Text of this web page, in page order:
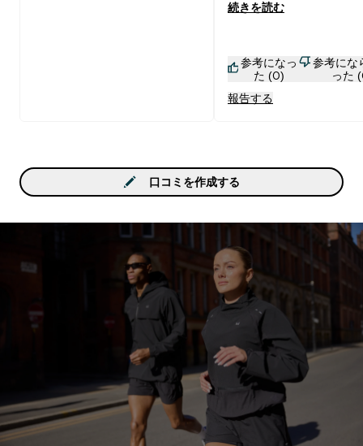
続きを読む
参考になっ
た (0)
参考にな
った
報告する
口コミを作成する